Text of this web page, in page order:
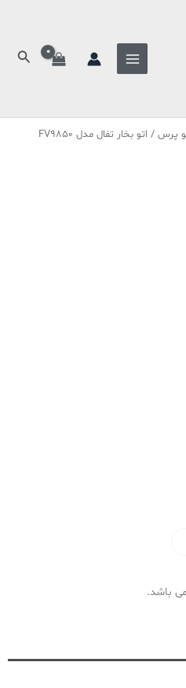
پرس / اتو بخار تفال مدل FV9850
باشد.